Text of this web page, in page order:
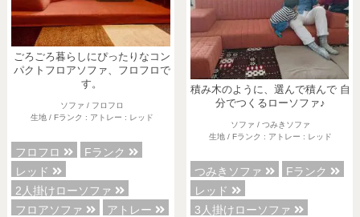
ごろごろ暮らしにぴったりなコン
パクトフロアソファ、フロフロで
す。
ソファ / フロフロ
生地 / Fランク : アトレー : レッド
フロフロ
Fランク
レッド
2人掛けローソファ
フロアソファ
アトレー
積み木のように、選んで積んで 自
分でつくるローソファ♪
ソファ / つみきソファ
生地 / Fランク : アトレー : レッド
つみきソファ
Fランク
レッド
3人掛けローソファ